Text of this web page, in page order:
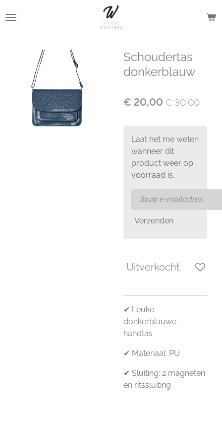
direct
hoofdinhoud
Schoudertas
donkerblauw
€ 20,00 € 30,00
Laat het me weten
wanneer dit
product weer op
voorraad is.
Verzenden
Uitverkocht
✔ Leuke
donkerblauwe
handtas
✔ Materiaal: PU
✔ Sluiting: 2 magneten
en ritssluiting